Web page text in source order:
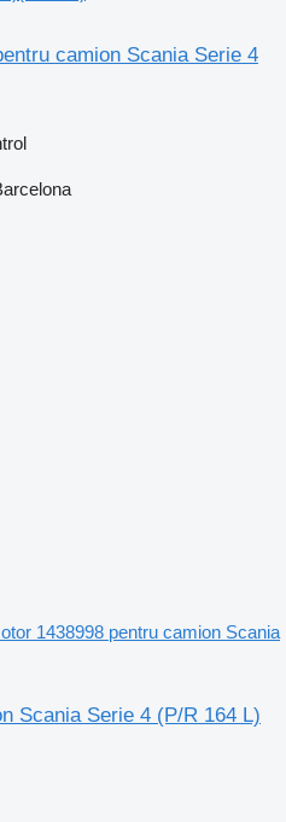
camion Scania Serie 4
1438998 pentru camion Scania
Scania Serie 4 (P/R 164 L)